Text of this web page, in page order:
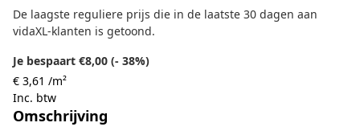
De laagste reguliere prijs die in de laatste 30 dagen aan
vidaXL-klanten is getoond.
Je bespaart €8,00 (- 38%)
€ 3,61 /m²
Inc. btw
Omschrijving